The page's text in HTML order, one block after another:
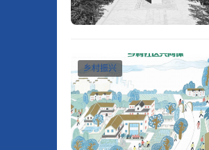
乡村振兴